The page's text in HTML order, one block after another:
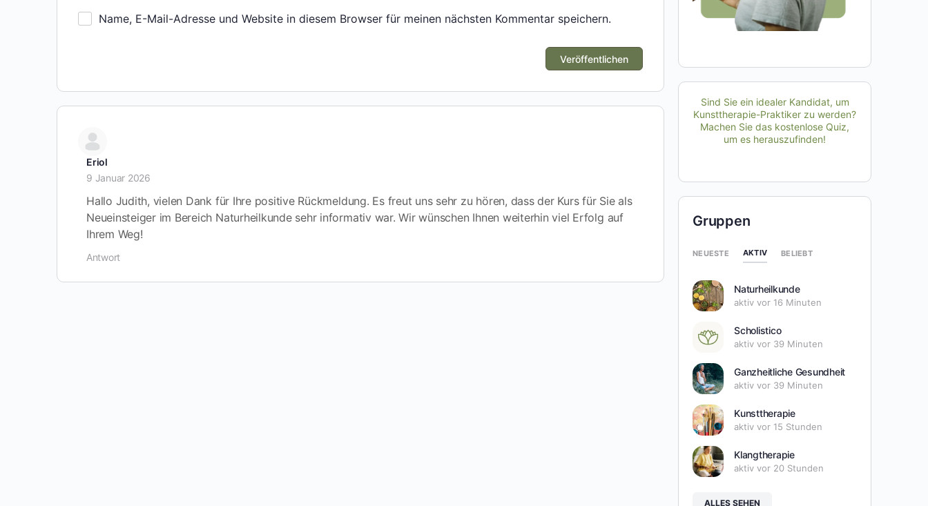
Name, E-Mail-Adresse und Website in diesem Browser für meinen nächsten Kommentar speichern.
Eriol
9 Januar 2026
Hallo Judith, vielen Dank für Ihre positive Rückmeldung. Es freut uns sehr zu hören, dass der Kurs für Sie als
Neueinsteiger im Bereich Naturheilkunde sehr informativ war. Wir wünschen Ihnen weiterhin viel Erfolg auf
Ihrem Weg!
Antwort
Sind Sie ein idealer Kandidat, um
Kunsttherapie-Praktiker zu werden?
Machen Sie das kostenlose Quiz,
um es herauszufinden!
Gruppen
NEUESTE AKTIV BELIEBT
Naturheilkunde
aktiv vor 16 Minuten
Scholistico
aktiv vor 39 Minuten
Ganzheitliche Gesundheit
aktiv vor 39 Minuten
Kunsttherapie
aktiv vor 15 Stunden
Klangtherapie
aktiv vor 20 Stunden
ALLES SEHEN